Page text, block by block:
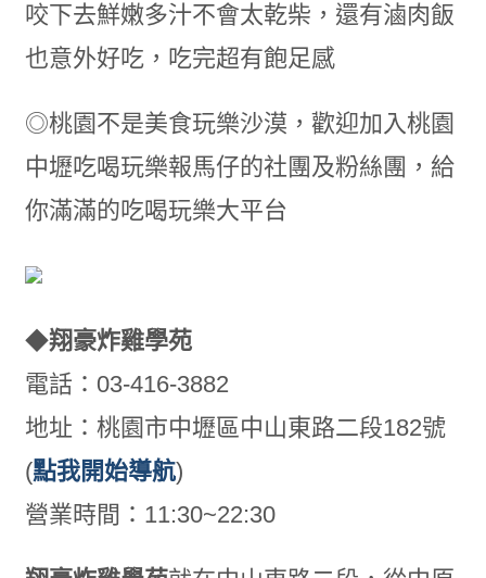
咬下去鮮嫩多汁不會太乾柴 ， 還有滷肉飯
也意外好吃， 吃完超有飽足感
◎桃園不是美食玩樂沙漠，歡迎加入桃園
中壢吃喝玩樂報馬仔的社團及粉絲團，給
你滿滿的吃喝玩樂大平台
◆翔豪炸雞學苑
電話：03-416-3882
地址：桃園市中壢區中山東路二段182號
(點我開始導航)
營業時間：11:30~22:30